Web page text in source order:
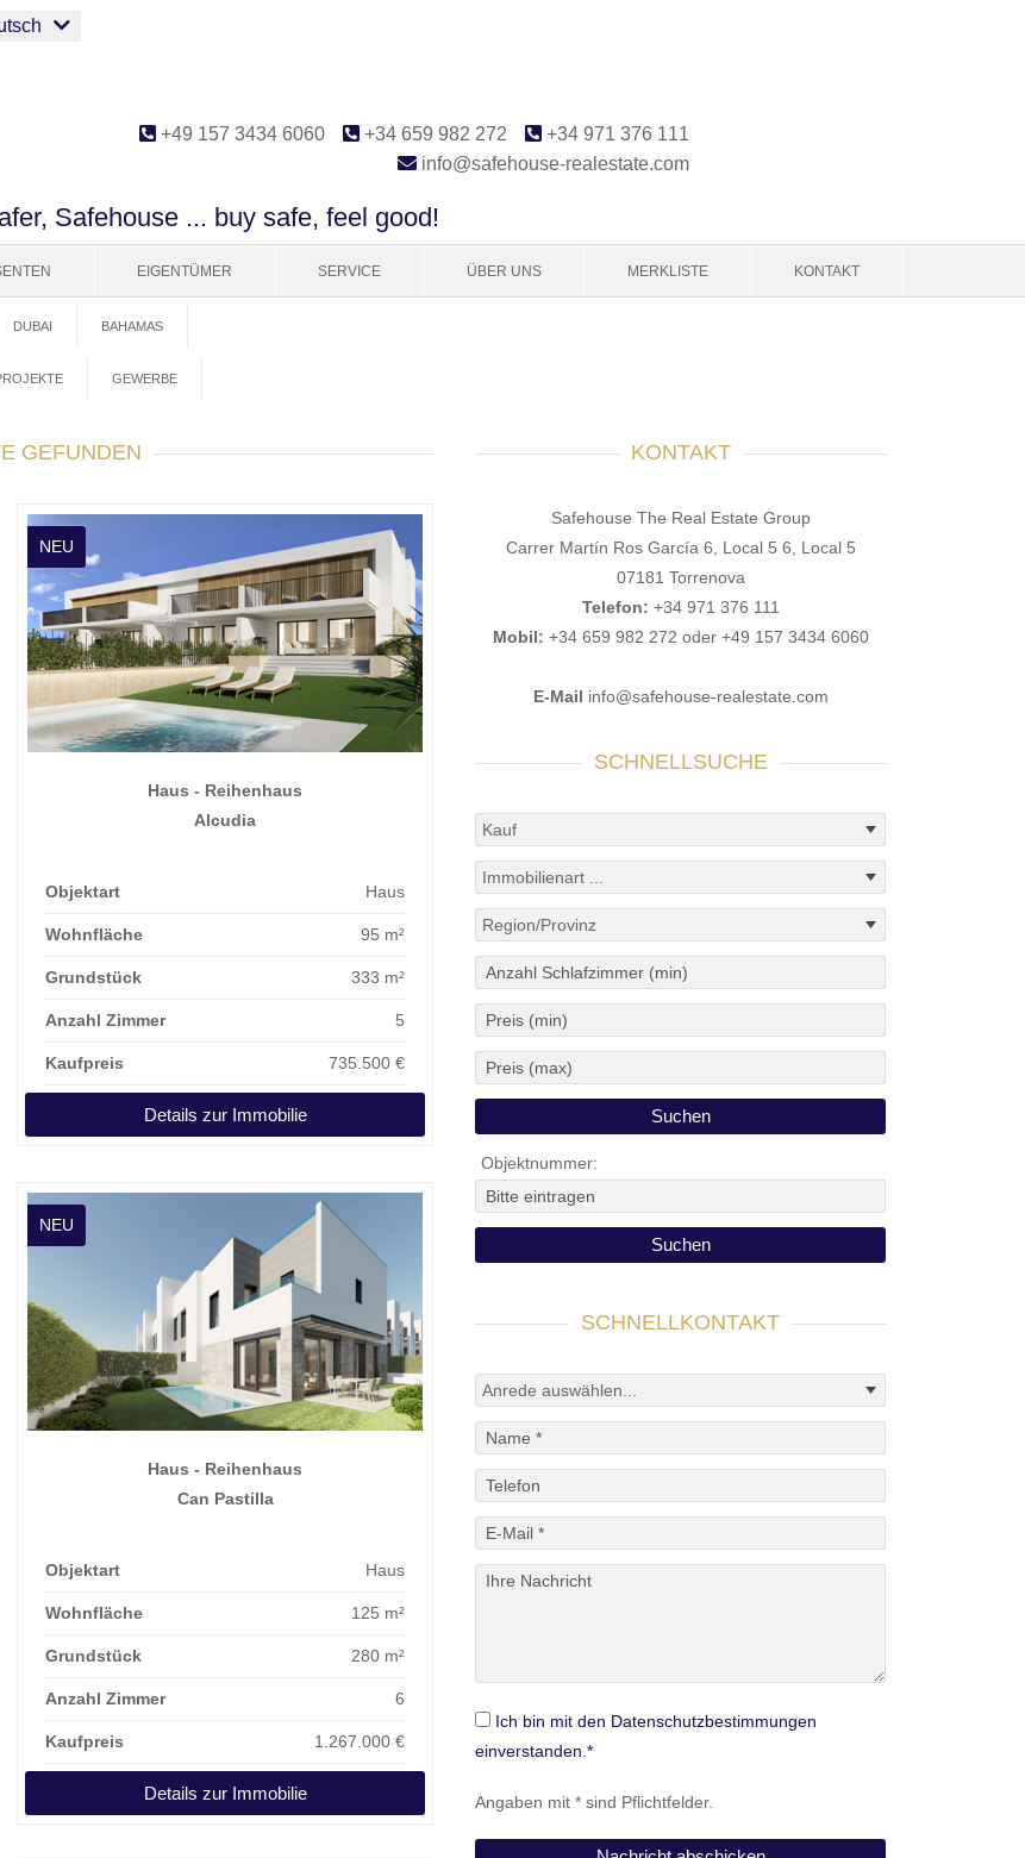
+49 157 3434 6060 +34 659 982 272
+34 971 376 111
info@safehouse-realestate.com
Safehouse ... buy safe, feel good!
EIGENTÜMER SERVICE ÜBER UNS MERKLISTE KONTAKT
DUBAI BAHAMAS
GEWERBE
GEFUNDEN
NEU
Haus - Reihenhaus
Alcudia
Objektart Haus
Wohnfläche 95 m²
Grundstück 333 m²
Anzahl Zimmer 5
Kaufpreis 735.500 €
Details zur Immobilie
NEU
Haus - Reihenhaus
Can Pastilla
Objektart Haus
Wohnfläche 125 m²
Grundstück 280 m²
Anzahl Zimmer 6
Kaufpreis 1.267.000 €
Details zur Immobilie
KONTAKT
Safehouse The Real Estate Group
Carrer Martín Ros García 6, Local 5 6, Local 5
07181 Torrenova
Telefon: +34 971 376 111
Mobil: +34 659 982 272 oder +49 157 3434 6060
E-Mail info@safehouse-realestate.com
SCHNELLSUCHE
Objektnummer:
SCHNELLKONTAKT
Ich bin mit den Datenschutzbestimmungen
einverstanden.*
Angaben mit * sind Pflichtfelder.